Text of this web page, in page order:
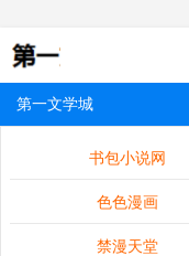
第一文学城
书包小说网
色色漫画
禁漫天堂